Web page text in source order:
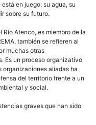
en juego: su agua, su
sobre su futuro.
Atenco, es miembro de la
también se refieren al
muchas otras
Es un proceso organizativo
organizaciones aliadas ha
del territorio frente a un
y social.
graves que han sido